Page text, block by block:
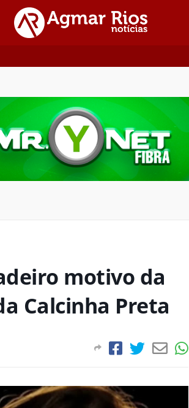
motivo da
Calcinha Preta